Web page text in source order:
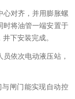
心对齐，并用膨胀螺
时将油管一端安置于
下安装完成。
依次电动液压站，
闸门能实现自动控